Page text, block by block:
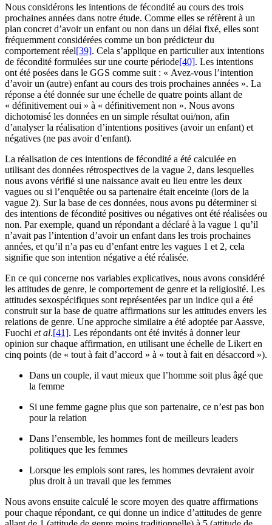
Nous considérons les intentions de fécondité au cours des trois
prochaines années dans notre étude. Comme elles se réfèrent à un
plan concret d’avoir un enfant ou non dans un délai fixé, elles sont
fréquemment considérées comme un bon prédicteur du
comportement réel[39]. Cela s’applique en particulier aux intentions
de fécondité formulées sur une courte période[40]. Les intentions
ont été posées dans le GGS comme suit : « Avez-vous l’intention
d’avoir un (autre) enfant au cours des trois prochaines années ». La
réponse a été donnée sur une échelle de quatre points allant de
« définitivement oui » à « définitivement non ». Nous avons
dichotomisé les données en un simple résultat oui/non, afin
d’analyser la réalisation d’intentions positives (avoir un enfant) et
négatives (ne pas avoir d’enfant).
La réalisation de ces intentions de fécondité a été calculée en
utilisant des données rétrospectives de la vague 2, dans lesquelles
nous avons vérifié si une naissance avait eu lieu entre les deux
vagues ou si l’enquêtée ou sa partenaire était enceinte (lors de la
vague 2). Sur la base de ces données, nous avons pu déterminer si
des intentions de fécondité positives ou négatives ont été réalisées ou
non. Par exemple, quand un répondant a déclaré à la vague 1 qu’il
n’avait pas l’intention d’avoir un enfant dans les trois prochaines
années, et qu’il n’a pas eu d’enfant entre les vagues 1 et 2, cela
signifie que son intention négative a été réalisée.
En ce qui concerne nos variables explicatives, nous avons considéré
les attitudes de genre, le comportement de genre et la religiosité. Les
attitudes sexospécifiques sont représentées par un indice qui a été
construit sur la base de quatre affirmations sur les attitudes envers les
relations de genre. Une approche similaire a été adoptée par Aassve,
Fuochi et al.[41]. Les répondants ont été invités à donner leur
opinion sur chaque affirmation, en utilisant une échelle de Likert en
cinq points (de « tout à fait d’accord » à « tout à fait en désaccord »).
Dans un couple, il vaut mieux que l’homme soit plus âgé que
la femme
Si une femme gagne plus que son partenaire, ce n’est pas bon
pour la relation
Dans l’ensemble, les hommes font de meilleurs leaders
politiques que les femmes
Lorsque les emplois sont rares, les hommes devraient avoir
plus droit à un travail que les femmes
Nous avons ensuite calculé le score moyen des quatre affirmations
pour chaque répondant, ce qui donne un indice d’attitudes de genre